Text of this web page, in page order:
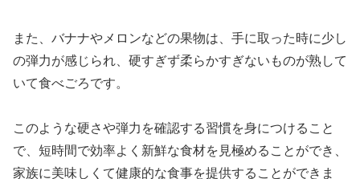
また、バナナやメロンなどの果物は、手に取った時に少し
の弾力が感じられ、硬すぎず柔らかすぎないものが熟して
いて食べごろです。
このような硬さや弾力を確認する習慣を身につけること
で、短時間で効率よく新鮮な食材を見極めることができ、
家族に美味しくて健康的な食事を提供することができま